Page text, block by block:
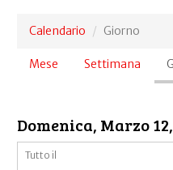
Calendario Giorno
Schede
Mese Settimana
Domenica, Marzo
Tutto il